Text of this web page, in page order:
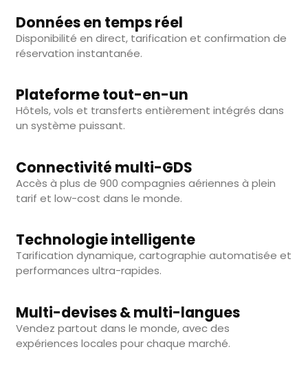
Données en temps réel
Disponibilité en direct, tarification et confirmation de
réservation instantanée.
Plateforme tout-en-un
Hôtels, vols et transferts entièrement intégrés dans
un système puissant.
Connectivité multi-GDS
Accès à plus de 900 compagnies aériennes à plein
tarif et low-cost dans le monde.
Technologie intelligente
Tarification dynamique, cartographie automatisée et
performances ultra-rapides.
Multi-devises & multi-langues
Vendez partout dans le monde, avec des
expériences locales pour chaque marché.